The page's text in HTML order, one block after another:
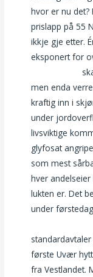
hvor er nu
prislapp på 55
ikkje gje etter.
eksponert for
men enda
kraftig inn i
under
livsviktige
glyfosat
som mest
hver andelseier
lukten er. Det
under
første Uvær
fra Vestlandet.